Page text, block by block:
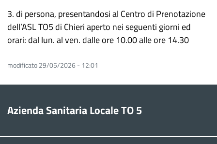
3. di persona, presentandosi al Centro di Prenotazione
dell’ASL TO5 di Chieri aperto nei seguenti giorni ed
orari: dal lun. al ven. dalle ore 10.00 alle ore 14.30
modificato 29/05/2026 - 12:01
Azienda Sanitaria Locale TO 5